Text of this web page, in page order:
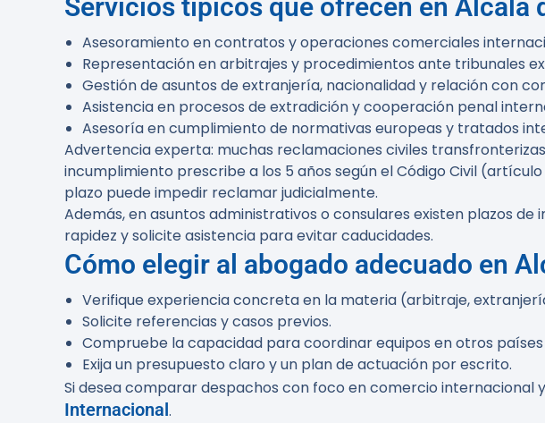
Servicios típicos que ofrecen en Alcalá
Asesoramiento en contratos y operaciones comerciales
Representación en arbitrajes y procedimientos ante tribunales
Gestión de asuntos de extranjería, nacionalidad y relación con
Asistencia en procesos de extradición y cooperación penal
Asesoría en cumplimiento de normativas europeas y tratados
Advertencia experta: muchas reclamaciones civiles
incumplimiento prescribe a los 5 años según el Código Civil
plazo puede impedir reclamar judicialmente.
Además, en asuntos administrativos o consulares existen plazos
rapidez y solicite asistencia para evitar caducidades.
Cómo elegir al abogado adecuado en
Verifique experiencia concreta en la materia (arbitraje,
Solicite referencias y casos previos.
Compruebe la capacidad para coordinar equipos en otros
Exija un presupuesto claro y un plan de actuación por escrito.
Si desea comparar despachos con foco en comercio internacional
Internacional.